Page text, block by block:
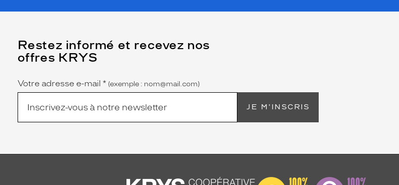
Restez informé et recevez nos
offres KRYS
Name
Votre adresse e-mail *
(Ce
champ
est
obligatoire)
(exemple : nom@mail.com)
JE M'INSCRIS